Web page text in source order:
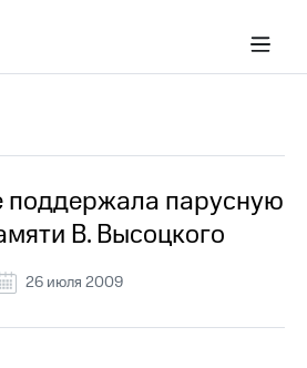
парусную
В. Высоцкого
26 июля 2009